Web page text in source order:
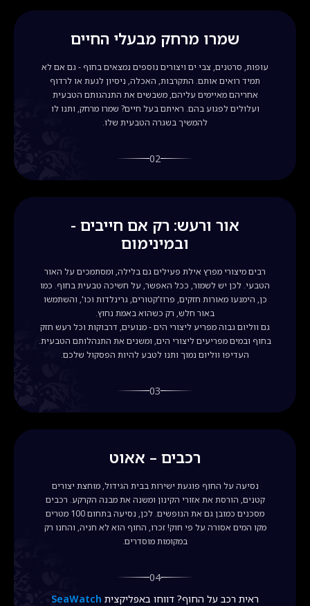
שמרו מרחק מבעלי החיים
עופות, סרטנים, צבי ים ויצורים נוספים נמצאים בחוף - גם אם לא
תמיד רואים אותם. התקרבות, האכלה, ניסיון לגעת או לרדוף
אחריהם מאיימים עליהם, משבשים את התנהגותם הטבעית
ועלולים לפגוע בהם. ראיתם בעל חיים? שמרו מרחק, ותנו לו
להמשיך בשגרה הטבעית שלו.
02
אור ורעש: רק אם חייבים -
ובמינימום
רבים מיצורי מפרץ אילת פעילים גם בלילה, ומסתמכים על האור
הטבעי. לכן יש לשמור, ככל האפשר, על חשיכה טבעית בחוף. כמו
כן, הימנעו מאורות חזקים, פרוז'קטורים, גרינלדות וכו', והשתמשו
באור חלש, רק כשהוא באמת נחוץ.
גם ווליום גבוה מפריע ליצורי הים - מנועים, דרבוקות וכל רעש חזק
בחוף ובמים מפריעים ליצורי הים, ומשנים את התנהלותם הטבעית.
העדיפו ווליום נמוך ותנו לטבע להיות הפסקול שלכם.
03
רכבים – אאוט
נסיעה על החוף פוגעת ישירות בבית הגידול, מוחצת יצורים
קטנים, הורסת את אזורי הקינון ומשנה את מבנה הקרקע. רכבים
מסכנים כמובן גם את הנופשים. לכן, נסיעה בתחום 100 מטרים
מקו המים אסורה על פי חוק! זכרו, החוף הוא לא חניה, והחנו רק
במקומות מוסדרים.
04
ראית רכב על החוף? דווחו באפליקצית SeaWatch